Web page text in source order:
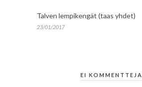
Talven lempikengät (taas yhdet)
23/01/2017
EI KOMMENTTEJA